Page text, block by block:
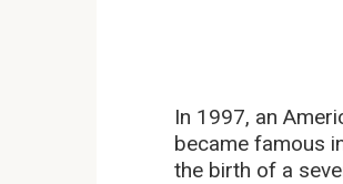
In 1997, an
became famous
the birth of a